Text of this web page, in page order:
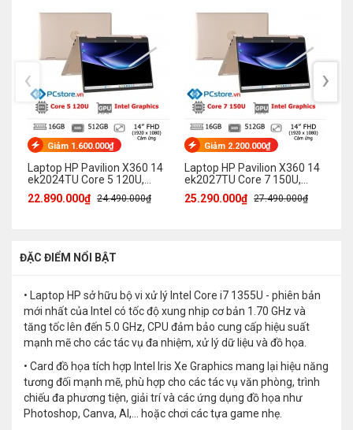
Giảm 1.600.000₫
Laptop HP Pavilion X360 14
ek2024TU Core 5 120U,
16GB, 512GB, Full HD, Cảm
ứng
22.890.000₫ 24.490.000₫
Giảm 2.200.000₫
Laptop HP Pavilion X360 14
ek2027TU Core 7 150U,
16GB, 512GB, Full HD, Cảm
ứng
25.290.000₫ 27.490.000₫
‹ ›
ĐẶC ĐIỂM NỔI BẬT
• Laptop HP sở hữu bộ vi xử lý Intel Core i7 1355U - phiên bản
mới nhất của Intel có tốc độ xung nhịp cơ bản 1.70 GHz và
tăng tốc lên đến 5.0 GHz, CPU đảm bảo cung cấp hiệu suất
mạnh mẽ cho các tác vụ đa nhiệm, xử lý dữ liệu và đồ họa.
• Card đồ họa tích hợp Intel Iris Xe Graphics mang lại hiệu năng
tương đối mạnh mẽ, phù hợp cho các tác vụ văn phòng, trình
chiếu đa phương tiện, giải trí và các ứng dụng đồ họa như
Photoshop, Canva, AI,... hoặc chơi các tựa game nhẹ.